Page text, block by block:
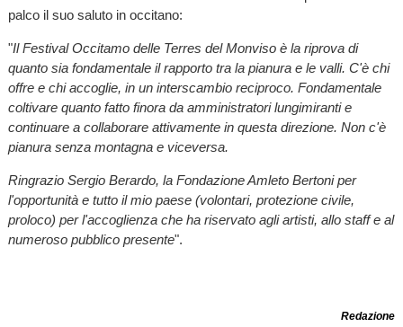
palco il suo saluto in occitano:
"Il Festival Occitamo delle Terres del Monviso è la riprova di
quanto sia fondamentale il rapporto tra la pianura e le valli. C'è chi
offre e chi accoglie, in un interscambio reciproco. Fondamentale
coltivare quanto fatto finora da amministratori lungimiranti e
continuare a collaborare attivamente in questa direzione. Non c'è
pianura senza montagna e viceversa.
Ringrazio Sergio Berardo, la Fondazione Amleto Bertoni per
l'opportunità e tutto il mio paese (volontari, protezione civile,
proloco) per l'accoglienza che ha riservato agli artisti, allo staff e al
numeroso pubblico presente".
Redazione